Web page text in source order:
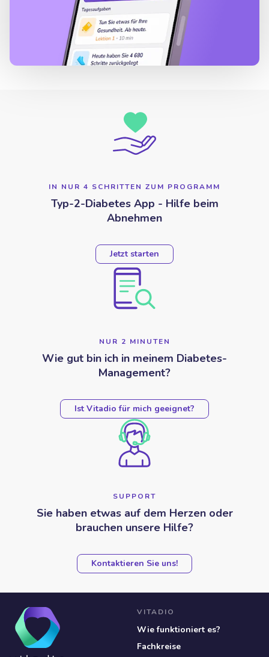
IN NUR 4 SCHRITTEN ZUM PROGRAMM
Typ-2-Diabetes App - Hilfe beim
Abnehmen
Jetzt starten
NUR 2 MINUTEN
Wie gut bin ich in meinem Diabetes-
Management?
Ist Vitadio für mich geeignet?
SUPPORT
Sie haben etwas auf dem Herzen oder
brauchen unsere Hilfe?
Kontaktieren Sie uns!
VITADIO
Wie funktioniert es?
Fachkreise